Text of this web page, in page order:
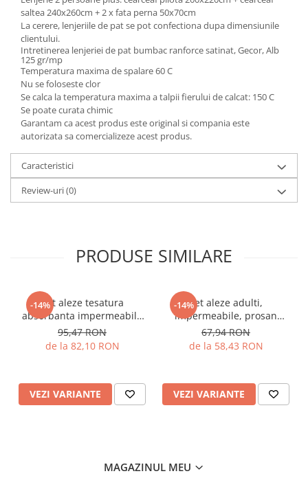
saltea 240x260cm + 2 x fata perna 50x70cm
La cerere, lenjeriile de pat se pot confectiona dupa dimensiunile
clientului.
Intretinerea lenjeriei de pat bumbac ranforce satinat, Gecor, Alb
125 gr/mp
Temperatura maxima de spalare 60 C
Nu se foloseste clor
Se calca la temperatura maxima a talpii fierului de calcat: 150 C
Se poate curata chimic
Garantam ca acest produs este original si compania este
autorizata sa comercializeze acest produs.
Caracteristici
Review-uri(0)
PRODUSE SIMILARE
-14%Set aleze tesatura
absorbanta impermeabila
empapador, Gecor
95,47 RON
de la 82,10 RON
VEZI VARIANTE
-14%Set aleze adulti,
impermeabile, prosan
albastru, Gecor
67,94 RON
de la 58,43 RON
VEZI VARIANTE
MAGAZINUL MEU